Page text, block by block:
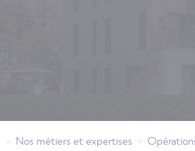
Nos métiers et expertises Opérations